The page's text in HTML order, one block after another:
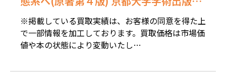
を高価買取しました。
※掲載している買取実績は、お客様の同意を得た上
で一部情報を加工しております。買取価格は市場価
値や本の状態により変動いたし…